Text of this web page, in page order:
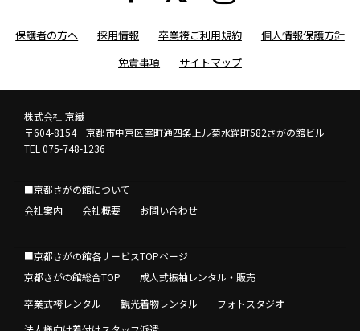
保護者の方へ 採用情報 卒業袴ご利用規約
個人情報保護方針
免責事項
サイトマップ
株式会社 京繊
〒604-8154 京都市中京区室町通四条上ル菊水鉾町582さがの館ビル
TEL 075-748-1236
■京都さがの館について
会社案内
会社概要 お問い合わせ
■京都さがの館各サービスTOPページ
京都さがの館総合TOP
成人式振袖レンタル・販売
卒業式袴レンタル
観光着物レンタル
フォトスタジオ